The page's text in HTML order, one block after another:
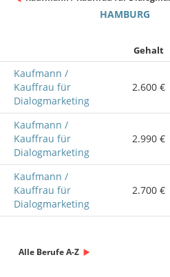
HAMBURG
Gehalt
Kaufmann /
Kauffrau für
Dialogmarketing
2.600 €
Kaufmann /
Kauffrau für
Dialogmarketing
2.990 €
Kaufmann /
Kauffrau für
Dialogmarketing
2.700 €
Alle Berufe A-Z